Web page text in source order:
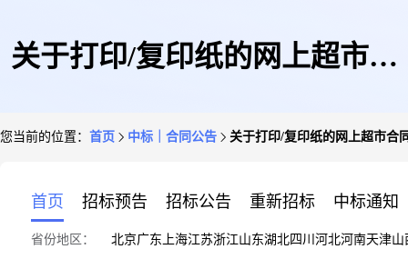
关于打印/复印纸的网上超市合
您当前的位置： 首页 中标｜合同公告 关于打印/复印纸的网上超市合
首页 招标预告 招标公告 重新招标 中标通知
省份地区： 北京广东 上海江苏浙江山东湖北四川 河北河南天津山